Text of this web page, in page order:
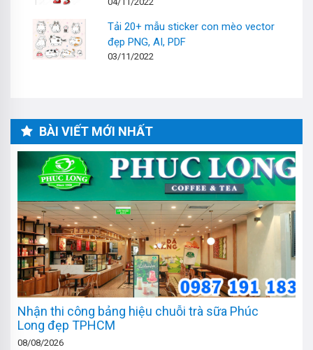
Tải 20+ mẫu sticker con mèo vector
đẹp PNG, AI, PDF
03/11/2022
BÀI VIẾT MỚI NHẤT
Nhận thi công bảng hiệu chuỗi trà sữa Phúc
Long đẹp TPHCM
08/08/2026